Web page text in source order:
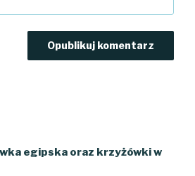
egipska oraz krzyżówki w